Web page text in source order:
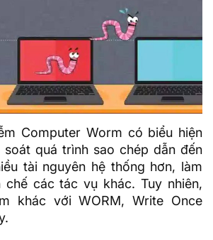
Computer Worm có biểu hiện
soát quá trình sao chép dẫn đến
tài nguyên hệ thống hơn, làm
chế các tác vụ khác. Tuy nhiên,
khác với WORM, Write Once